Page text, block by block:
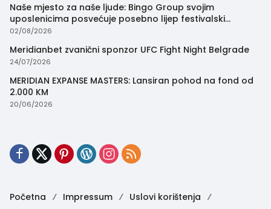
Naše mjesto za naše ljude: Bingo Group svojim
uposlenicima posvećuje posebno lijep festivalski
trenutak
02/08/2026
Meridianbet zvanični sponzor UFC Fight Night Belgrade
24/07/2026
MERIDIAN EXPANSE MASTERS: Lansiran pohod na fond od
2.000 KM
20/06/2026
Početna Impressum
Uslovi korištenja